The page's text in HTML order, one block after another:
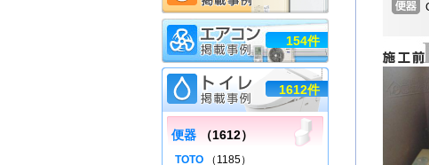
154件
1612件
便器 （1612）
TOTO （1185）